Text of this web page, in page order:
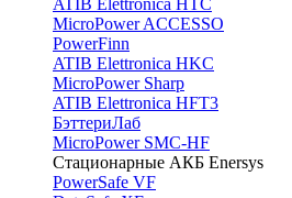
ATIB Elettronica HTC
MicroPower ACCESSO
PowerFinn
ATIB Elettronica HKC
MicroPower Sharp
ATIB Elettronica HFT3
БэттериЛаб
MicroPower SMC-HF
Стационарные АКБ Enersys
PowerSafe VF